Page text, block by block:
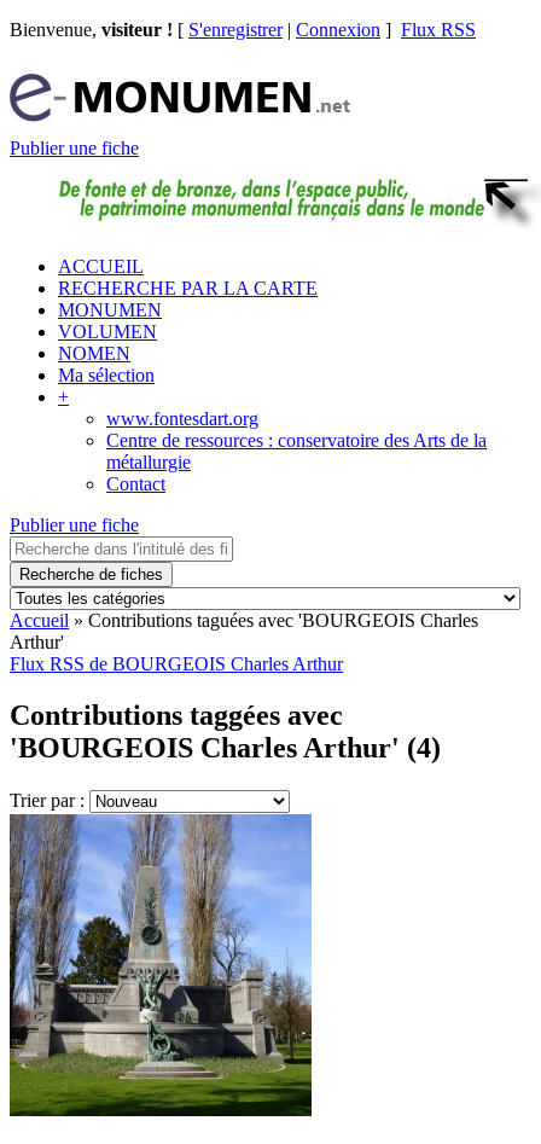
Bienvenue, visiteur ! [ S'enregistrer| Connexion ] Flux RSS
Publier une fiche
ACCUEIL
RECHERCHE PAR LA CARTE
MONUMEN
VOLUMEN
NOMEN
Ma sélection
+
www.fontesdart.org
Centre de ressources : conservatoire des Arts de la
métallurgie
Contact
Publier une fiche
Recherche de fiches
Accueil » Contributions taguées avec 'BOURGEOIS Charles
Arthur'
Flux RSS de BOURGEOIS Charles Arthur
Contributions taggées avec
'BOURGEOIS Charles Arthur' (4)
Trier par :